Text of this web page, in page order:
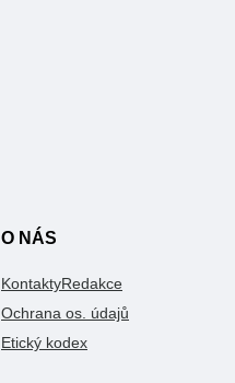
O NÁS
KontaktyRedakce
Ochrana os. údajů
Etický kodex